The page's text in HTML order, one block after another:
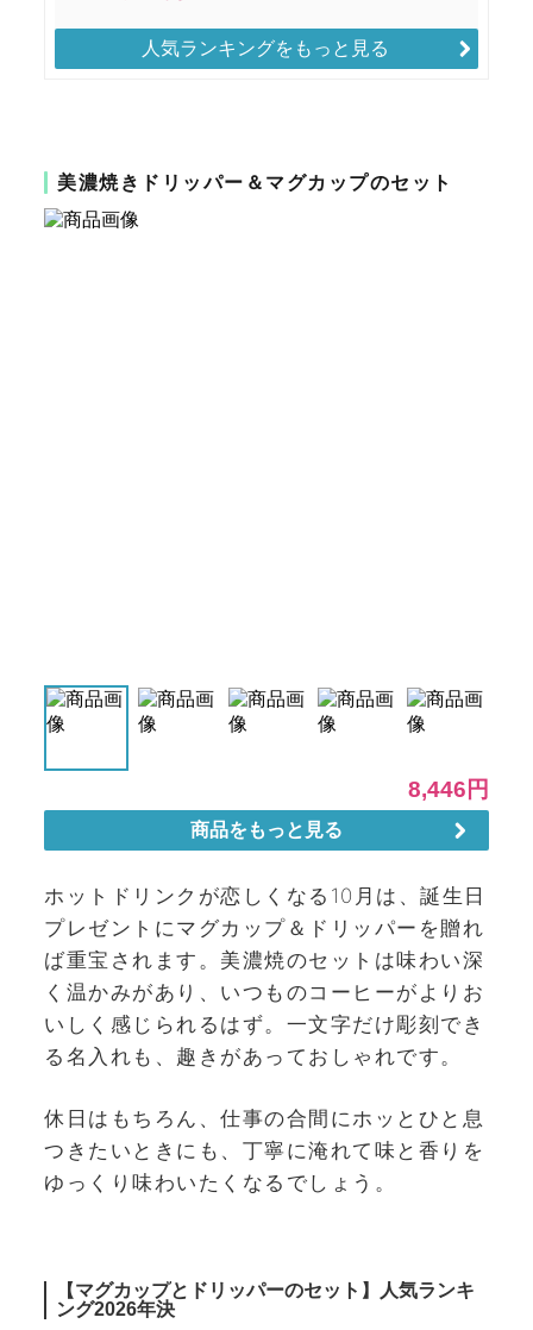
人気ランキングをもっと見る
美濃焼きドリッパー＆マグカップのセット
ホットドリンクが恋しくなる10月は、誕生日
プレゼントにマグカップ＆ドリッパーを贈れ
ば重宝されます。美濃焼のセットは味わい深
く温かみがあり、いつものコーヒーがよりお
いしく感じられるはず。一文字だけ彫刻でき
る名入れも、趣きがあっておしゃれです。
休日はもちろん、仕事の合間にホッとひと息
つきたいときにも、丁寧に淹れて味と香りを
ゆっくり味わいたくなるでしょう。